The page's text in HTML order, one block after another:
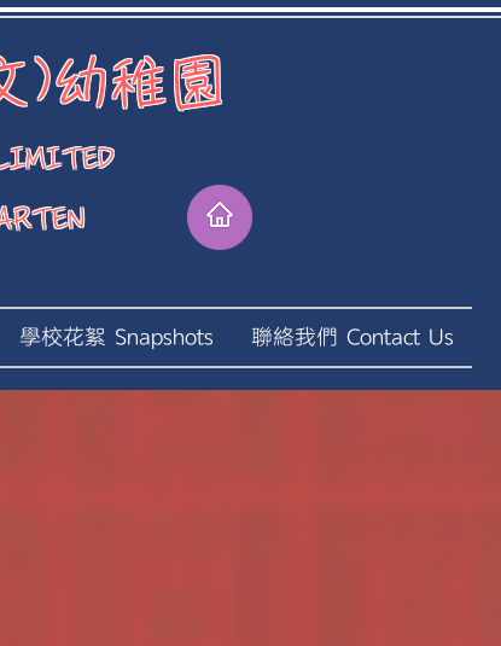
)幼稚園
學校花絮 Snapshots 聯絡我們 Contact Us